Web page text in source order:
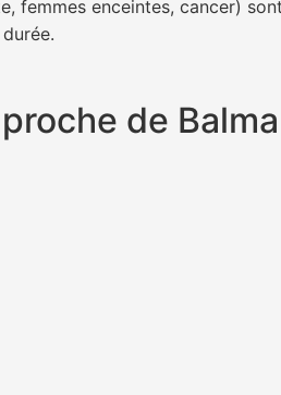
femmes enceintes, cancer)
de